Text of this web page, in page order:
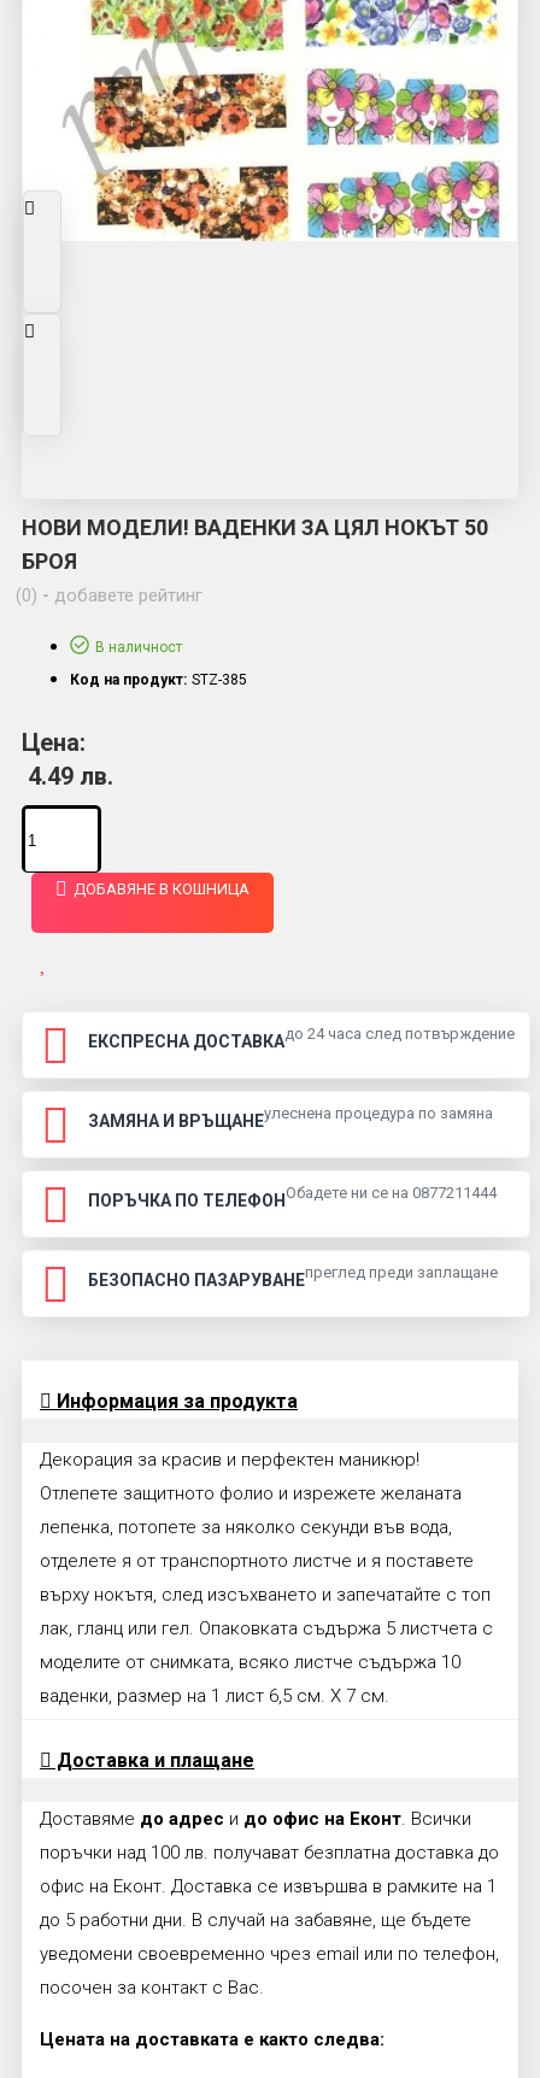
НОВИ МОДЕЛИ! ВАДЕНКИ ЗА ЦЯЛ НОКЪТ 50
БРОЯ
(0) - добавете рейтинг
Цена:
4.49 лв.
В наличност
Код на продукт: STZ-385
ДОБАВЯНЕ В КОШНИЦА
ЕКСПРЕСНА ДОСТАВКАдо 24 часа след потвърждение
ЗАМЯНА И ВРЪЩАНЕулеснена процедура по замяна
ПОРЪЧКА ПО ТЕЛЕФОН Обадете ни се на 0877211444
БЕЗОПАСНО ПАЗАРУВАНЕпреглед преди заплащане
Информация за продукта
Декорация за красив и перфектен маникюр!
Отлепете защитното фолио и изрежете желаната
лепенка, потопете за няколко секунди във вода,
отделете я от транспортното листче и я поставете
върху нокътя, след изсъхването и запечатайте с топ
лак, гланц или гел. Опаковката съдържа 5 листчета с
моделите от снимката, всяко листче съдържа 10
ваденки, размер на 1 лист 6,5 см. Х 7 см.
Доставка и плащане
Доставяме до адрес и до офис на Еконт. Всички
поръчки над 100 лв. получават безплатна доставка до
офис на Еконт. Доставка се извършва в рамките на 1
до 5 работни дни. В случай на забавяне, ще бъдете
уведомени своевременно чрез email или по телефон,
посочен за контакт с Вас.
Цената на доставката е както следва: